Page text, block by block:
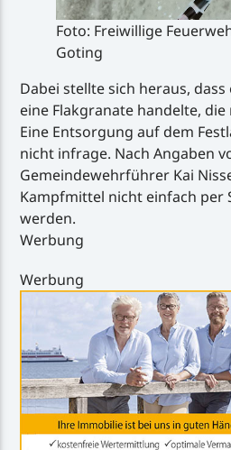
Foto: Freiwillige
Goting
Dabei stellte sich heraus,
eine Flakgranate handelte,
Eine Entsorgung auf dem
nicht infrage. Nach Angaben
Gemeindewehrführer Kai
Kampfmittel nicht einfach
werden.
Werbung
Werbung